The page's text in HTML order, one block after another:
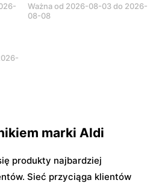
Ważna od 2026-08-03 do 2026-
08-08
marki Aldi
produkty najbardziej
Sieć przyciąga klientów